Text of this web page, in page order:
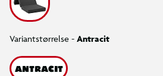
Variantstørrelse - Antracit
ANTRACIT